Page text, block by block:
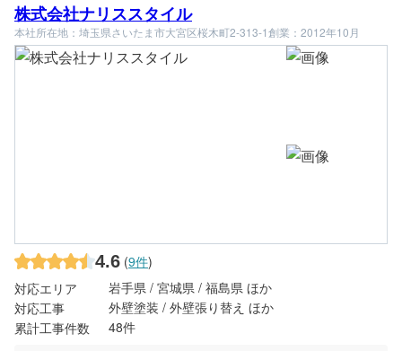
株式会社ナリススタイル
本社所在地：埼玉県さいたま市大宮区桜木町2-313-1創業：2012年10月
4.6 (9件)
対応エリア
岩手県 / 宮城県 / 福島県 ほか
対応工事
外壁塗装 / 外壁張り替え ほか
累計工事件数
48件